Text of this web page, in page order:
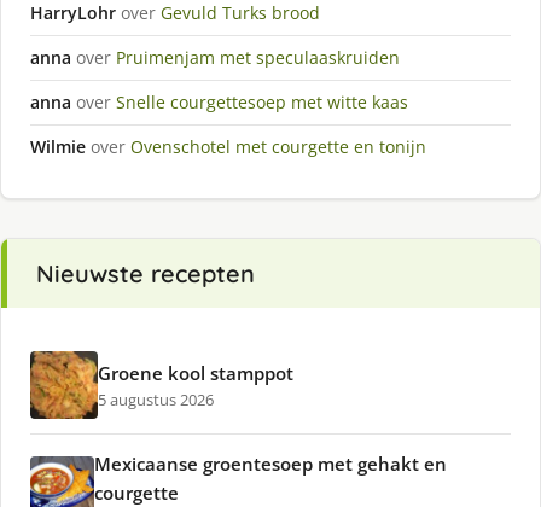
HarryLohr over Gevuld Turks brood
anna over Pruimenjam met speculaaskruiden
anna over Snelle courgettesoep met witte kaas
Wilmie over Ovenschotel met courgette en tonijn
Nieuwste recepten
Groene kool stamppot
5 augustus 2026
Mexicaanse groentesoep met gehakt en
courgette